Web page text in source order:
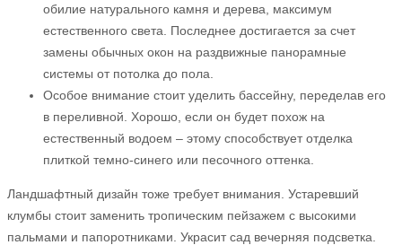
обилие натурального камня и дерева, максимум
естественного света. Последнее достигается за счет
замены обычных окон на раздвижные панорамные
системы от потолка до пола.
Особое внимание стоит уделить бассейну, переделав его
в переливной. Хорошо, если он будет похож на
естественный водоем – этому способствует отделка
плиткой темно-синего или песочного оттенка.
Ландшафтный дизайн тоже требует внимания. Устаревший
клумбы стоит заменить тропическим пейзажем с высокими
пальмами и папоротниками. Украсит сад вечерняя подсветка.